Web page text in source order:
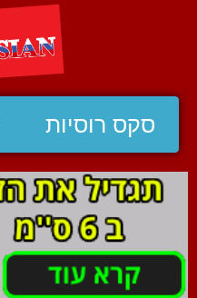
סקס רוסיות